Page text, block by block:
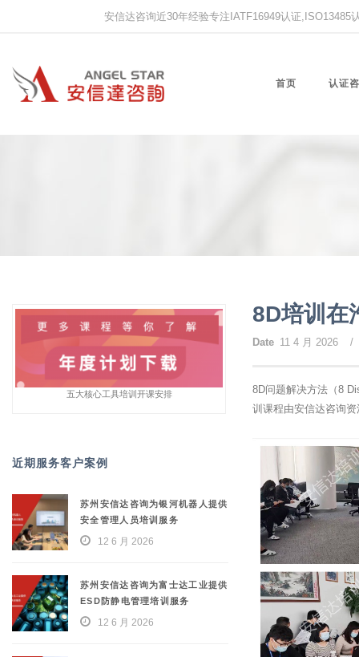
安信达咨询近30年经验专注IATF16949认证
首页 认证
8D培训
Date 11 4 月 2026 /
8D问题解决方法（8
训课程由安信达咨询
五大核心工具培训开课安排
近期服务客户案例
苏州安信达咨询为银河机器人提供
安全管理人员培训服务
12 6 月 2026
苏州安信达咨询为富士达工业提供
ESD防静电管理培训服务
12 6 月 2026